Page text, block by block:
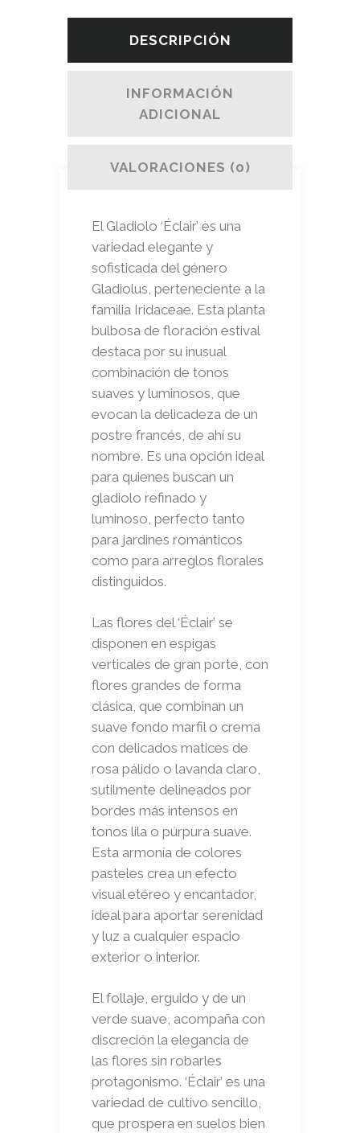
DESCRIPCIÓN
INFORMACIÓN
ADICIONAL
VALORACIONES (0)
El Gladiolo ‘Éclair’ es una
variedad elegante y
sofisticada del género
Gladiolus, perteneciente a la
familia Iridaceae. Esta planta
bulbosa de floración estival
destaca por su inusual
combinación de tonos
suaves y luminosos, que
evocan la delicadeza de un
postre francés, de ahí su
nombre. Es una opción ideal
para quienes buscan un
gladiolo refinado y
luminoso, perfecto tanto
para jardines románticos
como para arreglos florales
distinguidos.
Las flores del ‘Éclair’ se
disponen en espigas
verticales de gran porte, con
flores grandes de forma
clásica, que combinan un
suave fondo marfil o crema
con delicados matices de
rosa pálido o lavanda claro,
sutilmente delineados por
bordes más intensos en
tonos lila o púrpura suave.
Esta armonía de colores
pasteles crea un efecto
visual etéreo y encantador,
ideal para aportar serenidad
y luz a cualquier espacio
exterior o interior.
El follaje, erguido y de un
verde suave, acompaña con
discreción la elegancia de
las flores sin robarles
protagonismo. ‘Éclair’ es una
variedad de cultivo sencillo,
que prospera en suelos bien